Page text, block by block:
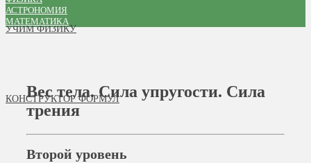
УЧИМ ФИЗИКУ
КОНСТРУКТОР ФОРМУЛ
АСТРОНОМИЯ
МАТЕМАТИКА
Вес тела. Сила упругости. Сила
трения
Второй уровень